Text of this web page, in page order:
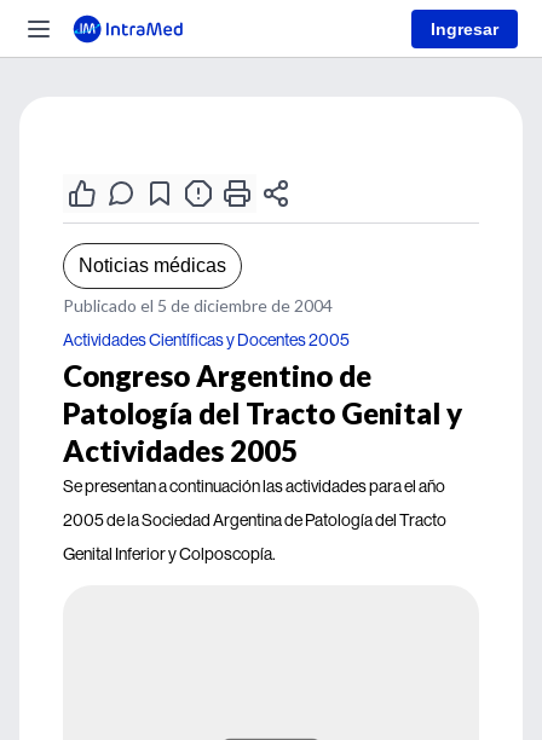
Ingresar
Noticias médicas
Publicado el 5 de diciembre de 2004
Actividades Científicas y Docentes 2005
Congreso Argentino de
Patología del Tracto Genital y
Actividades 2005
Se presentan a continuación las actividades para el año
2005 de la Sociedad Argentina de Patología del Tracto
Genital Inferior y Colposcopía.